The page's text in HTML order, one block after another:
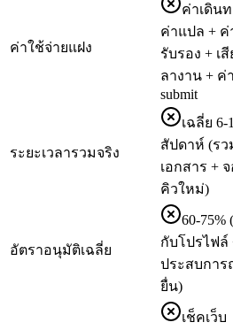
ค่าใช้จ่ายแฝง
ค่าเดิน
ค่าแปล + ค่
รับรอง + เ
ลางาน + ค่
submit
ระยะเวลารวมจริง
เฉลี่ย 6-
สัปดาห์ (รว
เอกสาร + จ
คิวใหม่)
อัตราอนุมัติเฉลี่ย
60-75%
กับโปรไฟล์
ประสบกา
ยื่น)
เช็คเว็บ